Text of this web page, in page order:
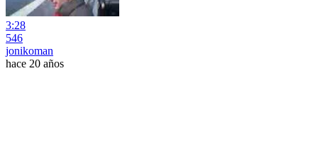
3:28
546
jonikoman
hace 20 años